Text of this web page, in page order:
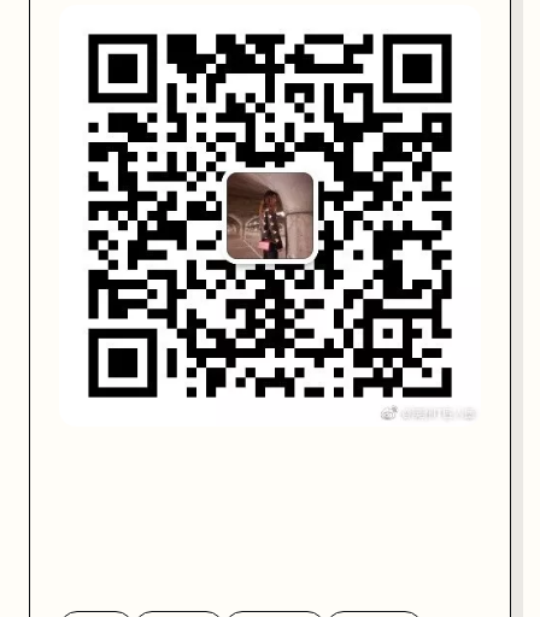
含金量这么高的课程
快戳小萌咨询啦